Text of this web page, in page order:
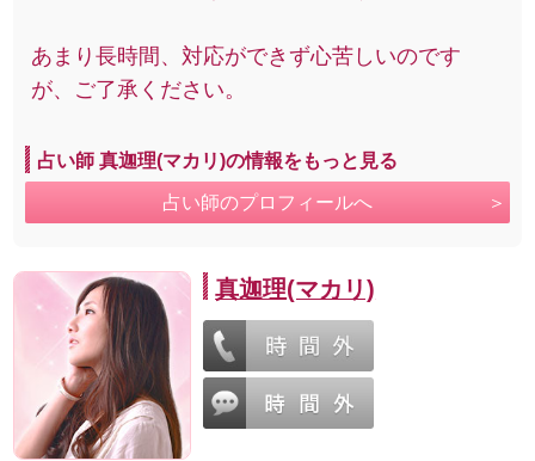
あまり長時間、対応ができず心苦しいのです
が、ご了承ください。
占い師 真迦理(マカリ)の情報をもっと見る
占い師のプロフィールへ
真迦理(マカリ)